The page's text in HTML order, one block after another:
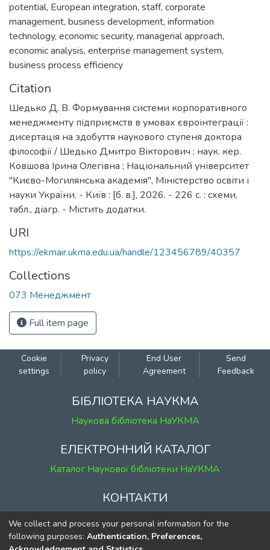
potential, European integration, staff, corporate
management, business development, information
technology, economic security, managerial approach,
economic analysis, enterprise management system,
business process efficiency
Citation
Шедько Д. В. Формування системи корпоративного
менеджменту підприємств в умовах євроінтеграції :
дисертація на здобуття наукового ступеня доктора
філософії / Шедько Дмитро Вікторович ; наук. кер.
Ковшова Ірина Олегівна ; Національний університет
"Києво-Могилянська академія", Міністерство освіти і
науки України. - Київ : [б. в.], 2026. - 226 с. : схеми,
табл., діагр. - Містить додатки.
URI
https://ekmair.ukma.edu.ua/handle/123456789/40357
Collections
073 Менеджмент
Full item page
Cookie
settings
Privacy
policy
End User
Agreement
Send
Feedback
БІБЛІОТЕКА НАУКМА
Наукова бібліотека НаУКМА
ЕЛЕКТРОННИЙ КАТАЛОГ
Каталог Наукової бібліотеки НаУКМА
КОНТАКТИ
м. Київ, вул. Григорія Сковороди, 2
к. 1, к. 120
We collect and process your personal information for the
following purposes: Authentication, Preferences,